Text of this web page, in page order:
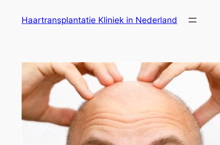
Haartransplantatie Kliniek in Nederland